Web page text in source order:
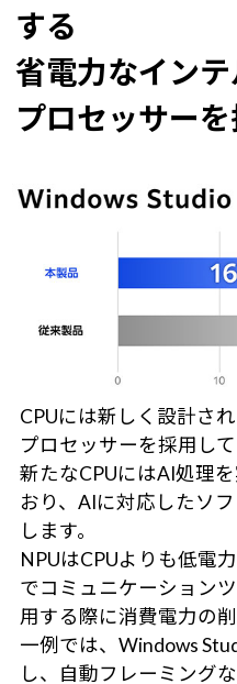
する
省電力なイン
プロセッサー
CPUには新しく設計さ
プロセッサーを採用して
新たなCPUにはAI処理
おり、AIに対応したソ
します。
NPUはCPUよりも低電
でコミュニケーション
用する際に消費電力の
一例では、Windows
し、自動フレーミング